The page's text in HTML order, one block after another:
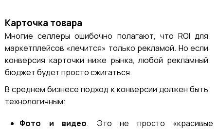
Карточка товара
Многие селлеры ошибочно полагают, что ROI для
маркетплейсов «лечится» только рекламой. Но если
конверсия карточки ниже рынка, любой рекламный
бюджет будет просто сжигаться.
В среднем бизнесе подход к конверсии должен быть
технологичным:
Фото и видео. Это не просто «красивые